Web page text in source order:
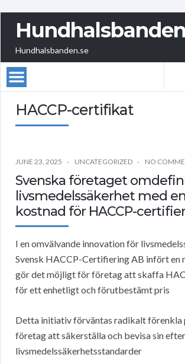
Hundhalsbanden
Hundhalsbanden.se
HACCP-certifikat
JUNE 23, 2025 UNCATEGORIZED NO
Svenska företaget
livsmedelssäkerhet med
kostnad för HACCP-
I en omvälvande innovation för
Svensk HACCP-Certifiering AB infört en
gör det möjligt för företag att skaffa
för ett enhetligt och förutbestämt pris
Detta initiativ förväntas radikalt förenkla
företag att säkerställa och bevisa sin
livsmedelssäkerhetsstandarder